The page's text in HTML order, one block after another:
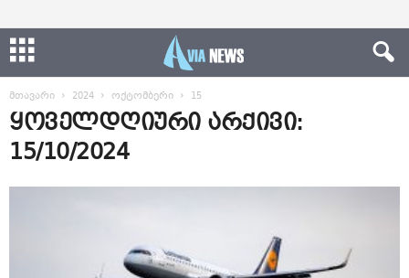
მთავარი 2024 ოქტომბერი 15
ყოველდღიური არქივი:
15/10/2024